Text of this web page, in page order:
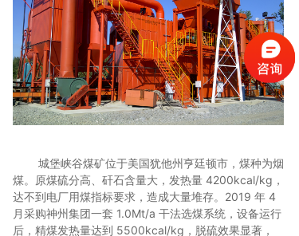
城堡峡谷煤矿位于美国犹他州亨廷顿市，煤种为烟
煤。原煤硫分高、矸石含量大，发热量 4200kcal/kg，
达不到电厂用煤指标要求，造成大量堆存。2019 年 4
月采购神州集团一套 1.0Mt/a 干法选煤系统，设备运行
后，精煤发热量达到 5500kcal/kg，脱硫效果显著，